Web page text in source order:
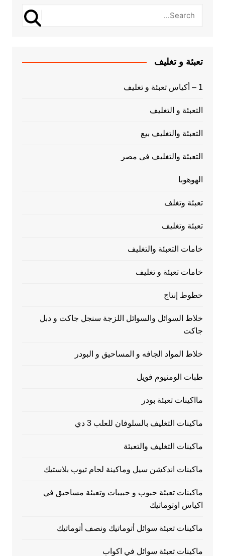
تعبئة و تغليف
1 – أكياس تعبئة و تغليف
التعبئة و التغليف
التعبئة والتغليف بيع
التعبئة والتغليف فى مصر
الهوهوبا
تعبئة وتغلف
تعبئة وتغليف
خامات التعبئة والتغليف
خامات تعبئة و تغليف
خطوط إنتاج
خلاط السوائل والسوائل اللزجة سنجل جاكت و دبل
جاكت
خلاط المواد الجافه و المساحيق و البودر
طبات الومنيوم فويل
مااكينات تعبئة بودر
ماكينات التغليف بالسلوفان للعلب 3 دي
ماكينات التغليف والتعبئة
ماكينات اندكشن سيل وماكينة لحام تيوب بلاستيك
ماكينات تعبئة حبوب و حبيبات وتعبئة مساحيق في
اكياس اوتوماتيك
ماكينات تعبئة سوائل أتوماتيك ونصف أتوماتيك
ماكينات تعبئة سوائل في اكواب